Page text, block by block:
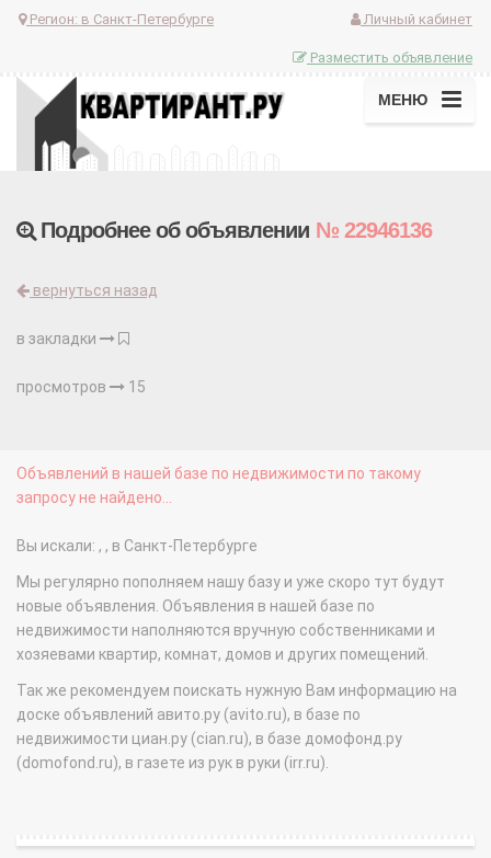
Регион: в Санкт-Петербурге Личный кабинет
Разместить объявление
МЕНЮ
Подробнее об объявлении № 22946136
вернуться назад
в закладки
просмотров 15
Объявлений в нашей базе по недвижимости по такому
запросу не найдено...
Вы искали: , , в Санкт-Петербурге
Мы регулярно пополняем нашу базу и уже скоро тут будут
новые объявления. Объявления в нашей базе по
недвижимости наполняются вручную собственниками и
хозяевами квартир, комнат, домов и других помещений.
Так же рекомендуем поискать нужную Вам информацию на
доске объявлений авито.ру (avito.ru), в базе по
недвижимости циан.ру (cian.ru), в базе домофонд.ру
(domofond.ru), в газете из рук в руки (irr.ru).